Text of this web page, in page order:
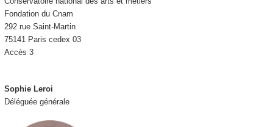
Fondation du Cnam
292 rue Saint-Martin
75141 Paris cedex 03
Accès 3
Sophie Leroi
Déléguée générale